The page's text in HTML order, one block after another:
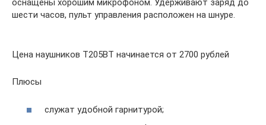
оснащены хорошим микрофоном. Удерживают заряд до
шести часов, пульт управления расположен на шнуре.
Цена наушников T205BT начинается от 2700 рублей
Плюсы
служат удобной гарнитурой;